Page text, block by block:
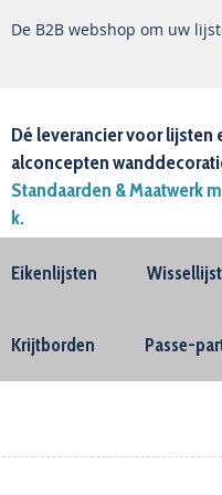
De B2B webshop om uw
Dé leverancier voor lijsten
alconcepten
Standaarden & Maatwerk
k.
Eikenlijsten
Krijtborden Passe-